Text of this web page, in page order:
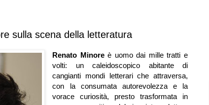
sulla scena della letteratura
Renato Minoreè uomo dai mille tratti e
volti: un caleidoscopico abitante di
cangianti mondi letterari che attraversa,
con la consumata autorevolezza e la
vorace curiosità, presto trasformata in